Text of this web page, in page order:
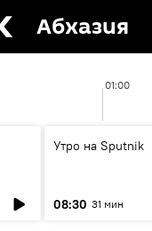
Абхазия
01:00
Утро на Sputnik
08:30 31 мин